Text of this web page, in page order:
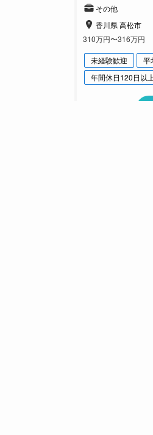
その他
香川県 高松市
310万円〜316万円
未経験歓迎
平
年間休日120日以